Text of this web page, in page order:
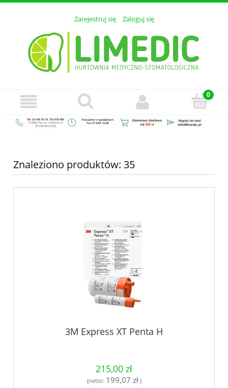
Zarejestruj się Zaloguj się
Znaleziono produktów: 35
3M Express XT Penta H
215,00 zł
(netto: 199,07 zł)